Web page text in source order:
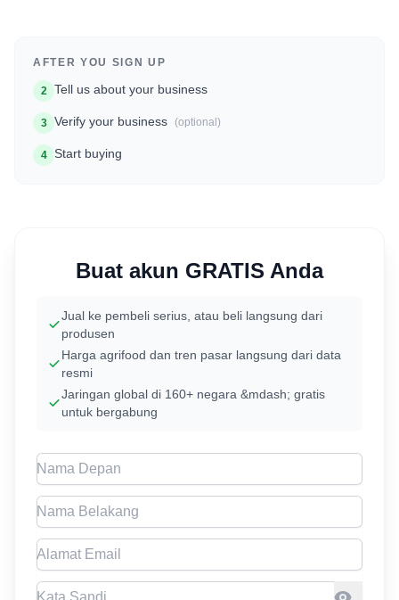
AFTER YOU SIGN UP
2 Tell us about your business
3 Verify your business (optional)
4 Start buying
Buat akun GRATIS Anda
Jual ke pembeli serius, atau beli langsung dari
produsen
Harga agrifood dan tren pasar langsung dari data
resmi
Jaringan global di 160+ negara &mdash; gratis
untuk bergabung
First Name
Last Name
Email address
Password